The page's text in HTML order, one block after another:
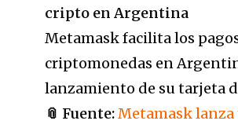
cripto en Argentina
Metamask facilita los
criptomonedas en
lanzamiento de su tarjeta
📎 Fuente:Metamask